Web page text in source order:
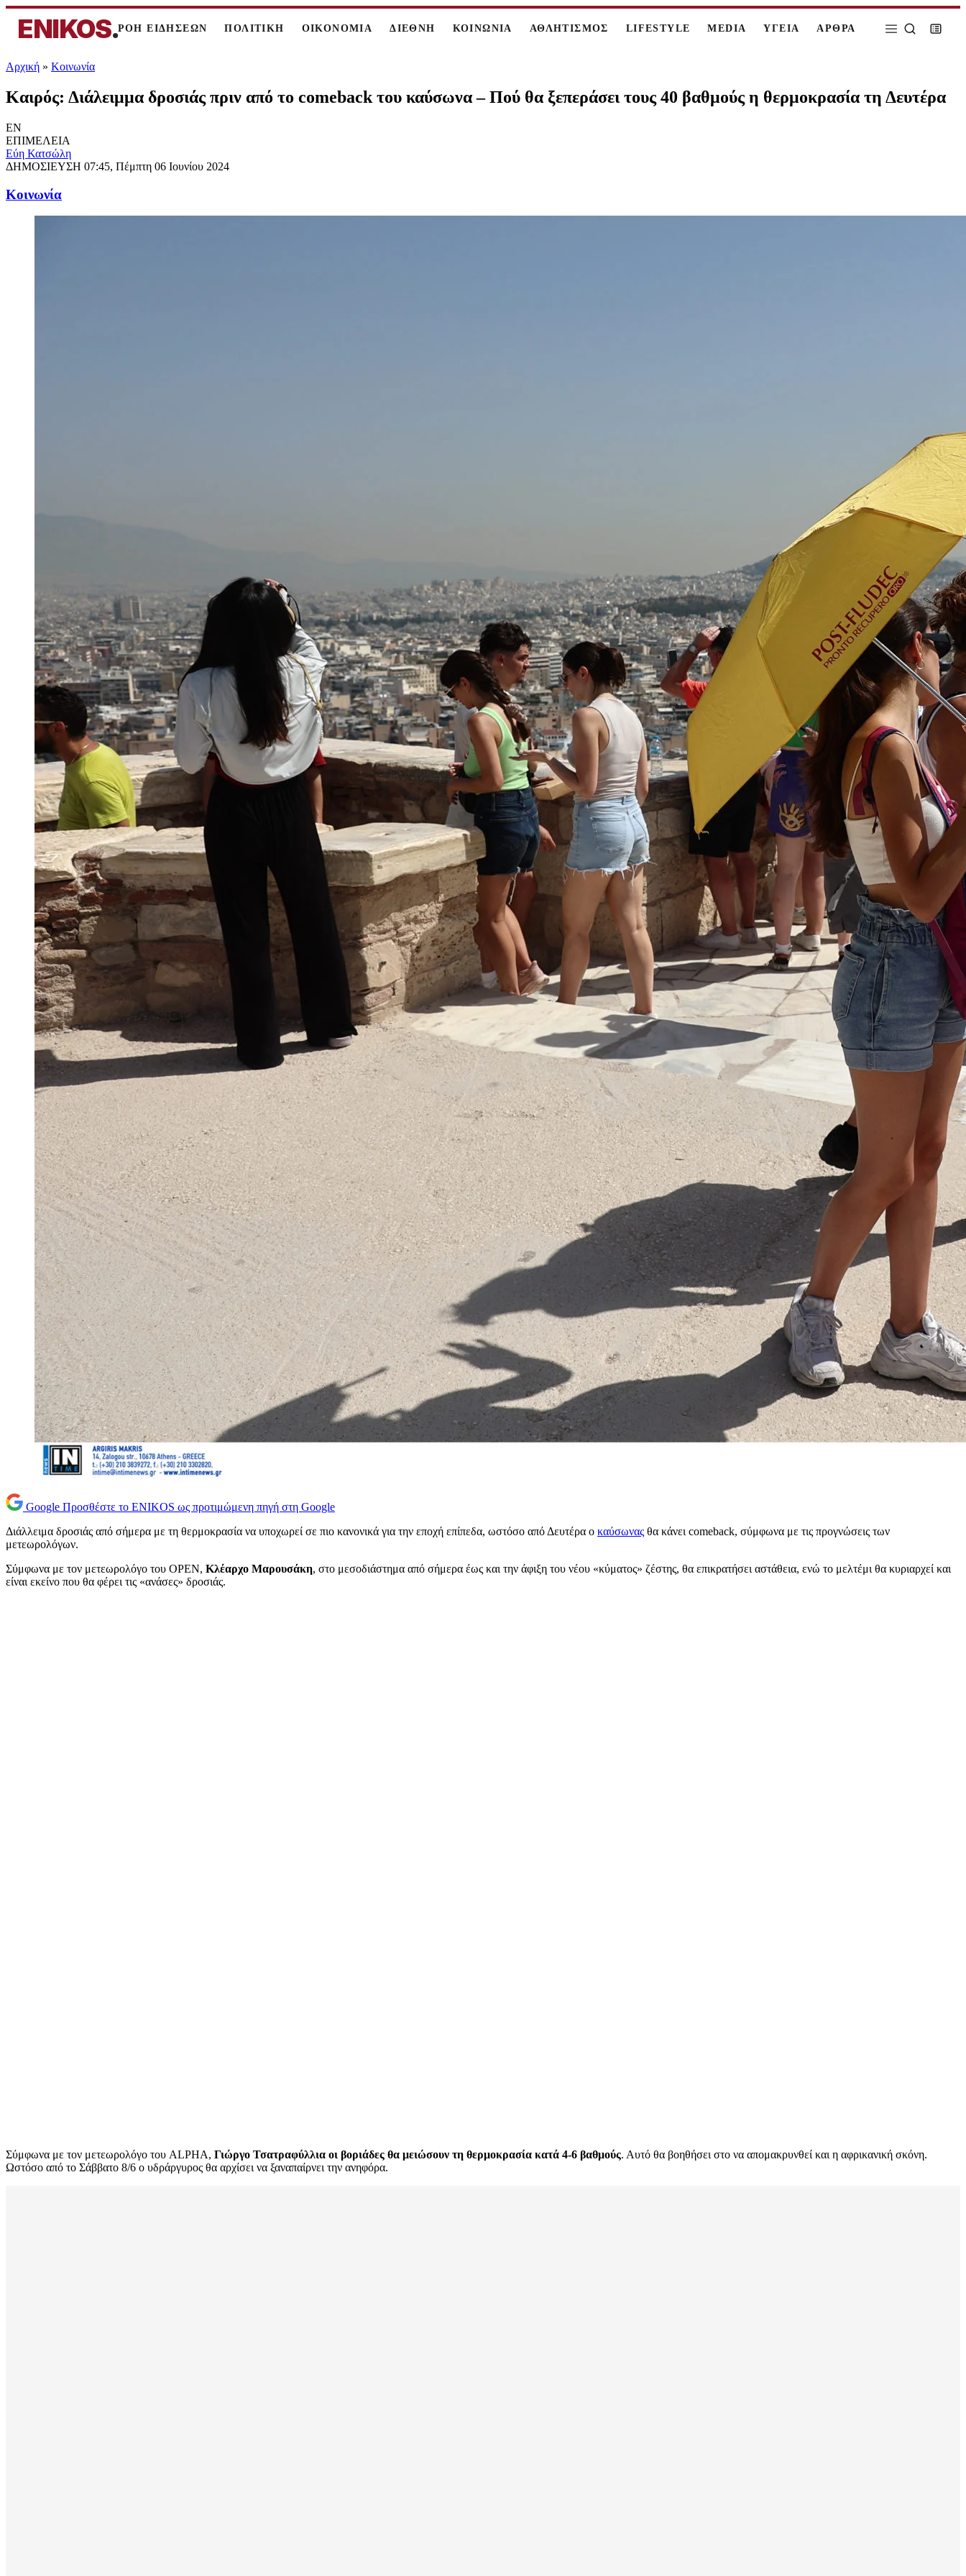
ENIKOS.ΡΟΗ ΕΙΔΗΣΕΩΝ ΠΟΛΙΤΙΚΗ ΟΙΚΟΝΟΜΙΑ ΔΙΕΘΝΗ ΚΟΙΝΩΝΙΑ ΑΘΛΗΤΙΣΜΟΣ LIFESTYLE MEDIA ΥΓΕΙΑ ΑΡΘΡΑ
Αρχική » Κοινωνία
Καιρός: Διάλειμμα δροσιάς πριν από το comeback του καύσωνα – Πού θα ξεπεράσει τους 40 βαθμούς η θερμοκρασία τη Δευτέρα
EN
ΕΠΙΜΕΛΕΙΑ
Εύη Κατσώλη
ΔΗΜΟΣΙΕΥΣΗ 07:45, Πέμπτη 06 Ιουνίου 2024
Κοινωνία
Google Προσθέστε το ENIKOS ως προτιμώμενη πηγή στη Google
Διάλλειμα δροσιάς από σήμερα με τη θερμοκρασία να υποχωρεί σε πιο κανονικά για την εποχή επίπεδα, ωστόσο από Δευτέρα ο καύσωνας θα κάνει comeback, σύμφωνα με τις προγνώσεις των
μετεωρολόγων.
Σύμφωνα με τον μετεωρολόγο του OPEN, Κλέαρχο Μαρουσάκη, στο μεσοδιάστημα από σήμερα έως και την άφιξη του νέου «κύματος» ζέστης, θα επικρατήσει αστάθεια, ενώ το μελτέμι θα κυριαρχεί και
είναι εκείνο που θα φέρει τις «ανάσες» δροσιάς.
Σύμφωνα με τον μετεωρολόγο του ALPHA, Γιώργο Τσατραφύλλια οι βοριάδες θα μειώσουν τη θερμοκρασία κατά 4-6 βαθμούς. Αυτό θα βοηθήσει στο να απομακρυνθεί και η αφρικανική σκόνη.
Ωστόσο από το Σάββατο 8/6 ο υδράργυρος θα αρχίσει να ξαναπαίρνει την ανηφόρα.